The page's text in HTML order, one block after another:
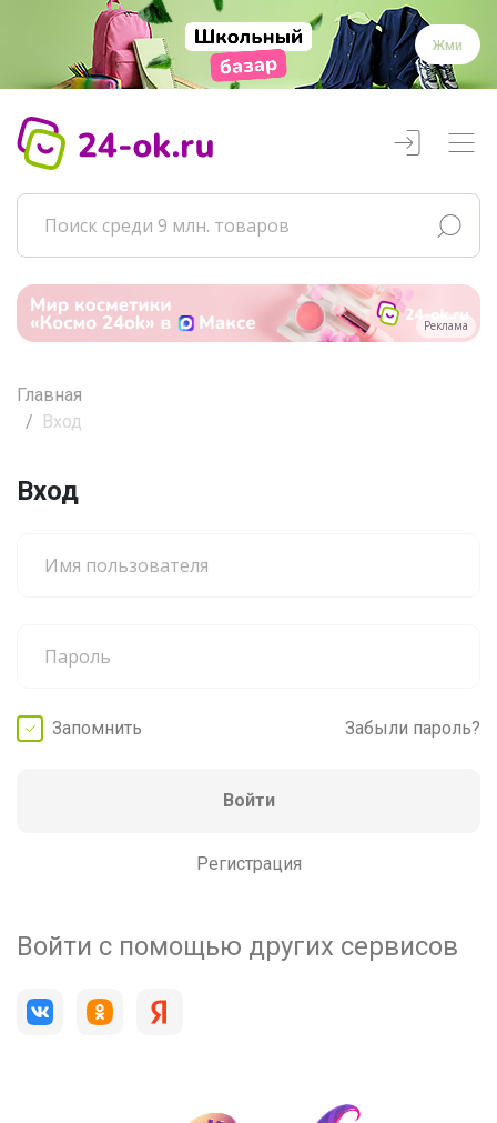
Жми
Реклама
Главная
Вход
Вход
Запомнить Забыли пароль?
Войти
Регистрация
Войти с помощью других сервисов